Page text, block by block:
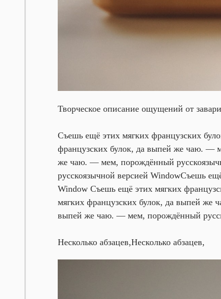
Творческое описание ощущений от
Съешь ещё этих мягких французских
французских булок, да выпей же чаю. —
же чаю. — мем, порождённый
русскоязычной версией WindowСъешь
Window Съешь ещё этих мягких
мягких французских булок, да выпей
выпей же чаю. — мем, порождённый
Несколько абзацев,Несколько абзацев,